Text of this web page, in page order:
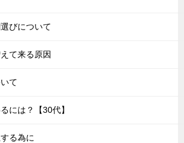
びについて
て来る原因
て
には？【30代】
る為に